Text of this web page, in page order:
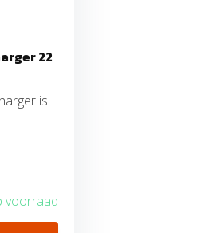
22
is
voorraad